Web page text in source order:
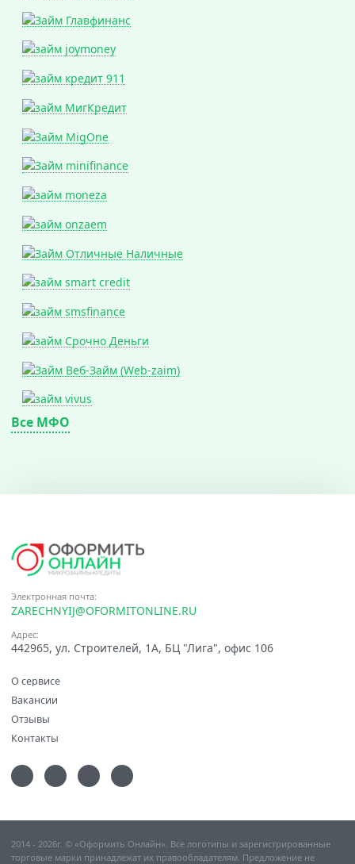
Все МФО
Электронная почта:
ZARECHNYIJ@OFORMITONLINE.RU
Адрес:
442965, ул. Строителей, 1А, БЦ "Лига", офис 106
О сервисе
Вакансии
Отзывы
Контакты
2014 - 2026г. © «Оформить Онлайн». Все логотипы и зарегистрированные
торговые марки принадлежат их правообладателям. Предложение не